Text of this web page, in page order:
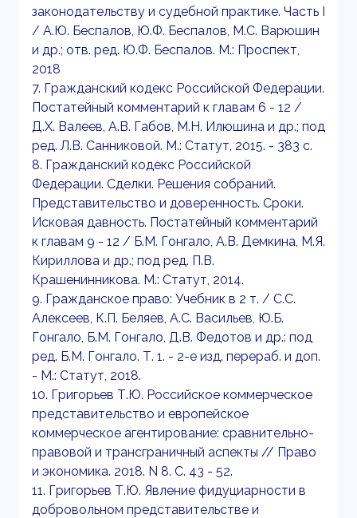
законодательству и судебной практике. Часть I
/ А.Ю. Беспалов, Ю.Ф. Беспалов, М.С. Варюшин
и др.; отв. ред. Ю.Ф. Беспалов. М.: Проспект,
2018
7. Гражданский кодекс Российской Федерации.
Постатейный комментарий к главам 6 - 12 /
Д.Х. Валеев, А.В. Габов, М.Н. Илюшина и др.; под
ред. Л.В. Санниковой. М.: Статут, 2015. - 383 с.
8. Гражданский кодекс Российской
Федерации. Сделки. Решения собраний.
Представительство и доверенность. Сроки.
Исковая давность. Постатейный комментарий
к главам 9 - 12 / Б.М. Гонгало, А.В. Демкина, М.Я.
Кириллова и др.; под ред. П.В.
Крашенинникова. М.: Статут, 2014.
9. Гражданское право: Учебник в 2 т. / С.С.
Алексеев, К.П. Беляев, А.С. Васильев, Ю.Б.
Гонгало, Б.М. Гонгало, Д.В. Федотов и др.: под
ред. Б.М. Гонгало. Т. 1. - 2-е изд. перераб. и доп.
- М.: Статут, 2018.
10. Григорьев Т.Ю. Российское коммерческое
представительство и европейское
коммерческое агентирование: сравнительно-
правовой и трансграничный аспекты // Право
и экономика. 2018. N 8. С. 43 - 52.
11. Григорьев Т.Ю. Явление фидуциарности в
добровольном представительстве и